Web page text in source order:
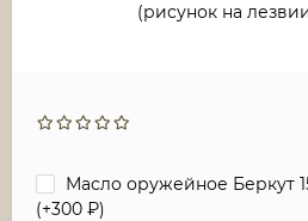
(рисунок на
Масло оружейное Беркут
(+300 ₽)